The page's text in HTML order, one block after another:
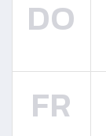
DO
FR